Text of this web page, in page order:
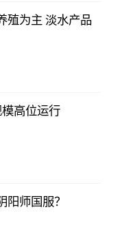
殖为主 淡水产品
高位运行
师国服？